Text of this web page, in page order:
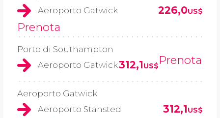
Aeroporto Gatwick
226,0US$
Prenota
Porto di Southampton
Aeroporto Gatwick312,1US$Prenota
Aeroporto Gatwick
Aeroporto Stansted
312,1US$